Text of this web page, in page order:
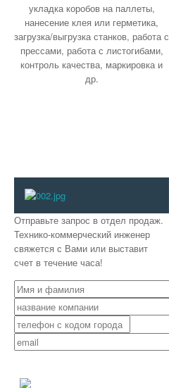
укладка коробов на паллеты,
нанесение клея или герметика,
загрузка/выгрузка станков, работа с
прессами, работа с листогибами,
контроль качества, маркировка и
др.
Отправьте запрос в отдел продаж.
Технико-коммерческий инженер
свяжется с Вами или выставит
счет в течение часа!